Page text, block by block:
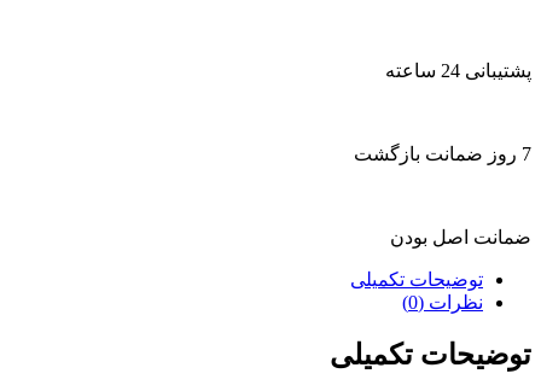
پشتیبانی 24 ساعته
7 روز ضمانت بازگشت
ضمانت اصل بودن
توضیحات تکمیلی
نظرات (0)
توضیحات تکمیلی